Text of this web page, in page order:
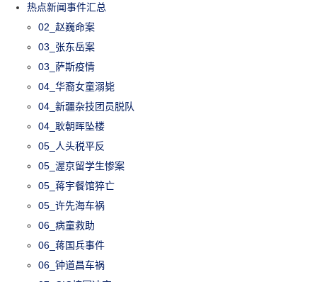
热点新闻事件汇总
02_赵巍命案
03_张东岳案
03_萨斯疫情
04_华裔女童溺毙
04_新疆杂技团员脱队
04_耿朝晖坠楼
05_人头税平反
05_渥京留学生惨案
05_蒋宇餐馆猝亡
05_许先海车祸
06_病童救助
06_蒋国兵事件
06_钟道昌车祸